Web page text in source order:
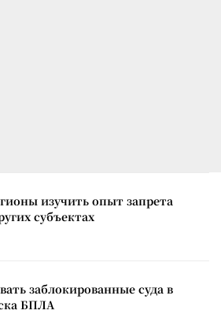
изучить опыт запрета
субъектах
заблокированные суда в
БПЛА